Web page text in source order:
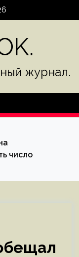
журнал.
число